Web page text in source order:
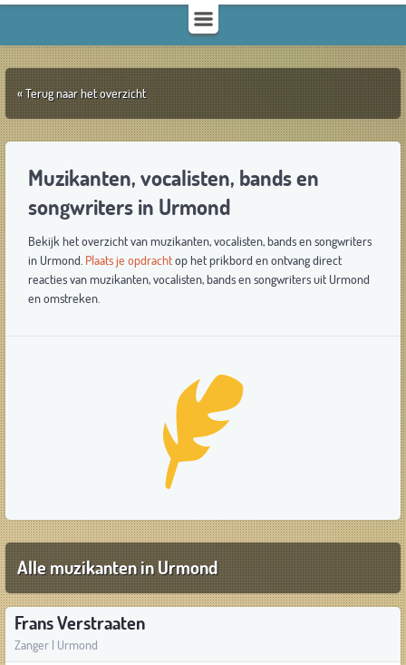
« Terug naar het overzicht
Muzikanten, vocalisten, bands en
songwriters in Urmond
Bekijk het overzicht van muzikanten, vocalisten, bands en songwriters
in Urmond. Plaats je opdrachtop het prikbord en ontvang direct
reacties van muzikanten, vocalisten, bands en songwriters uit Urmond
en omstreken.
Alle muzikanten in Urmond
Frans Verstraaten
Zanger | Urmond